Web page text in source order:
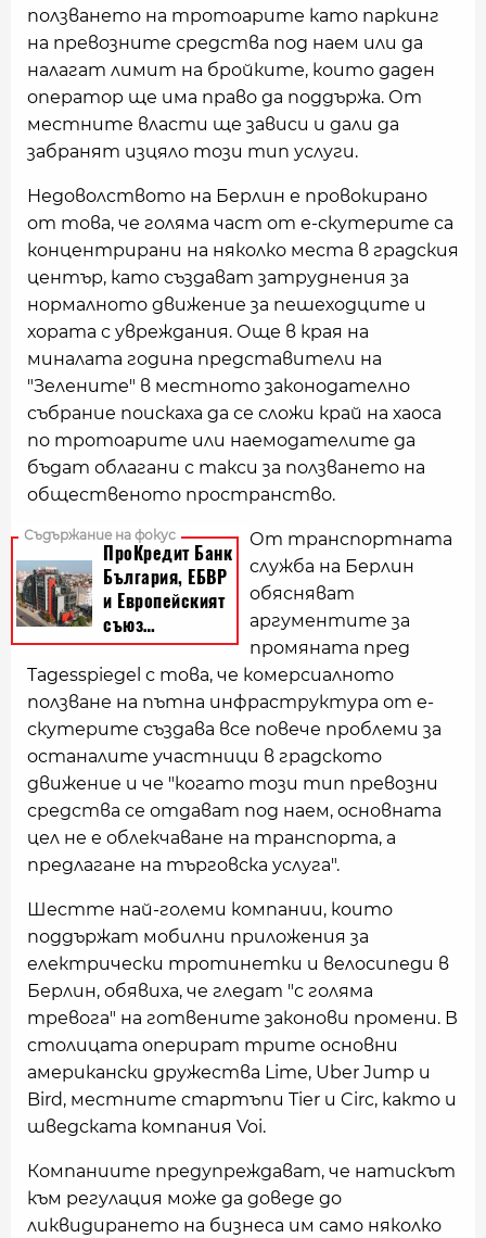
ползването на тротоарите като паркинг
на превозните средства под наем или да
налагат лимит на бройките, които даден
оператор ще има право да поддържа. От
местните власти ще зависи и дали да
забранят изцяло този тип услуги.
Недоволството на Берлин е провокирано
от това, че голяма част от е-скутерите са
концентрирани на няколко места в градския
център, като създават затруднения за
нормалното движение за пешеходците и
хората с увреждания. Още в края на
миналата година представители на
"Зелените" в местното законодателно
събрание поискаха да се сложи край на хаоса
по тротоарите или наемодателите да
бъдат облагани с такси за ползването на
общественото пространство.
От транспортната
служба на Берлин
обясняват
аргументите за
промяната пред
Tagesspiegel с това, че комерсиалното
ползване на пътна инфраструктура от е-
скутерите създава все повече проблеми за
останалите участници в градското
движение и че "когато този тип превозни
средства се отдават под наем, основната
цел не е облекчаване на транспорта, а
предлагане на търговска услуга".
Шестте най-големи компании, които
поддържат мобилни приложения за
електрически тротинетки и велосипеди в
Берлин, обявиха, че гледат "с голяма
тревога" на готвените законови промени. В
столицата оперират трите основни
американски дружества Lime, Uber Jump и
Bird, местните стартъпи Tier и Circ, както и
шведската компания Voi.
Компаниите предупреждават, че натискът
към регулация може да доведе до
ликвидирането на бизнеса им само няколко